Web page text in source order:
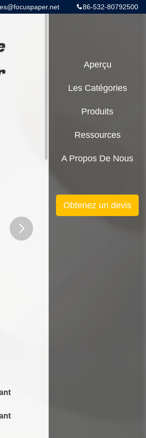
86-532-80792500
Aperçu
Les Catégories
Produits
Ressources
A Propos De Nous
Obtenez un devis